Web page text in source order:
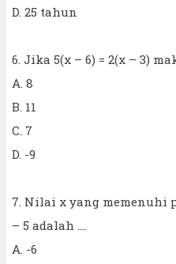
D. 25 tahun
6. Jika 5(x – 6) = 2(x – 3)
A. 8
B. 11
C. 7
D. -9
7. Nilai x yang memenuhi
– 5 adalah ....
A. -6